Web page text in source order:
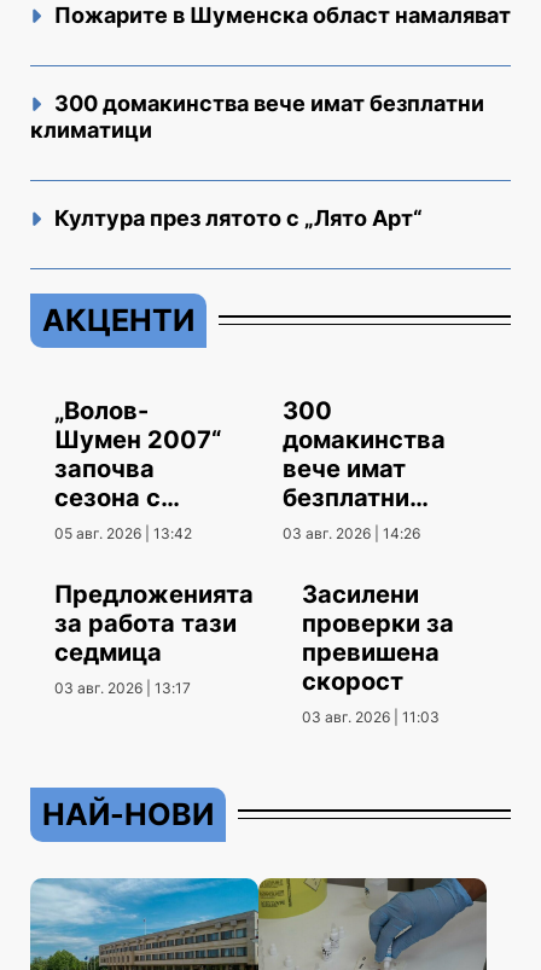
Пожарите в Шуменска област намаляват
300 домакинства вече имат безплатни
климатици
Култура през лятото с „Лято Арт“
АКЦЕНТИ
„Волов-
Шумен 2007“
започва
сезона с
гостуване
05 авг. 2026 | 13:42
300
домакинства
вече имат
безплатни
климатици
03 авг. 2026 | 14:26
Предложенията
за работа тази
седмица
03 авг. 2026 | 13:17
Засилени
проверки за
превишена
скорост
03 авг. 2026 | 11:03
НАЙ-НОВИ